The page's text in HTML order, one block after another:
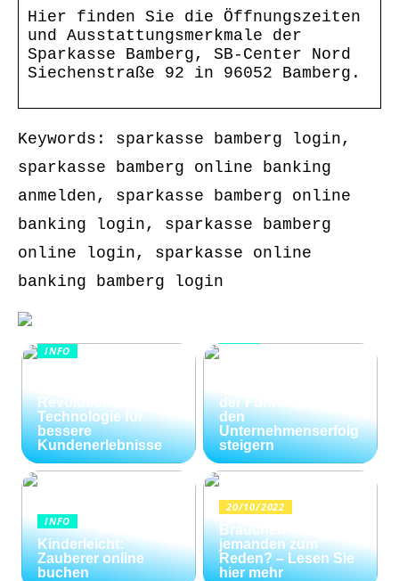
Hier finden Sie die Öffnungszeiten
und Ausstattungsmerkmale der
Sparkasse Bamberg, SB-Center Nord
Siechenstraße 92 in 96052 Bamberg.
Keywords: sparkasse bamberg login,
sparkasse bamberg online banking
anmelden, sparkasse bamberg online
banking login, sparkasse bamberg
online login, sparkasse online
banking bamberg login
INFO
Revolutionäre
Technologie für
bessere
Kundenerlebnisse
der Führungskräfte
den
Unternehmenserfolg
steigern
INFO
Kinderleicht:
Zauberer online
buchen
20/10/2022
Brauchen Sie
jemanden zum
Reden? – Lesen Sie
hier mehr